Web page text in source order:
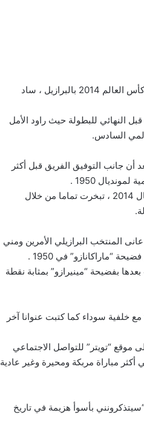
قبل أيام قليلة من المواجهة مع المنتخب الألماني في الدور قبل النهائي لبطولة كأس العالم 2014 بالبرازيل ، ساد
النهائي للبطولة حيث راود الأمل
السادس.
أن جانب التوفيق الفريق قبل أكثر
1950 .
ولكن هذه الأيام السعيدة ، التي عاشها أنصار السامبا خلال الأدوار الأولى لمونديال 2014 ، تبخرت تماما من خلال
حيث عانى المنتخب البرازيلي الأمرين ومني
في 1950 .
بفضيحة “مينيرازو” بمثابة نقطة
خلفية سوداء كما كتبت عنوانا آخر
موقع “تويتر” للتواصل الاجتماعي
مباراة مربكة ومحيرة وغير عادية
بأسوأ هزيمة في تاريخ